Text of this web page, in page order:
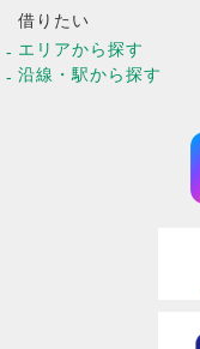
借りたい
エリアから探す
沿線・駅から探す